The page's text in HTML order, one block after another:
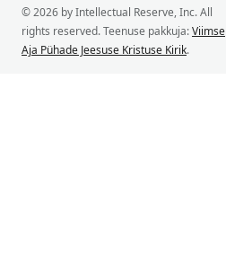
© 2026 by Intellectual Reserve, Inc. All
rights reserved. Teenuse pakkuja:Viimse
Aja Pühade Jeesuse Kristuse Kirik.